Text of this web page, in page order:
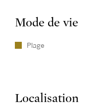
Mode de vie
Plage
Localisation